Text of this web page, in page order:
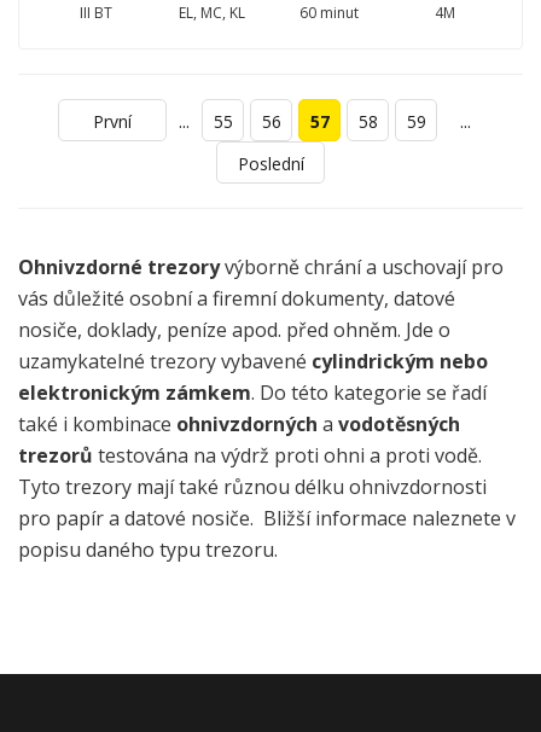
III BT EL, MC, KL 60 minut 4M
První ... 55 56 57 58 59 ...
Poslední
Ohnivzdorné trezoryvýborně chrání a uschovají pro
vás důležité osobní a firemní dokumenty, datové
nosiče, doklady, peníze apod. před ohněm. Jde o
uzamykatelné trezory vybavené cylindrickým nebo
elektronickým zámkem. Do této kategorie se řadí
také i kombinace ohnivzdorných a vodotěsných
trezorů testována na výdrž proti ohni a proti vodě.
Tyto trezory mají také různou délku ohnivzdornosti
pro papír a datové nosiče. Bližší informace naleznete v
popisu daného typu trezoru.